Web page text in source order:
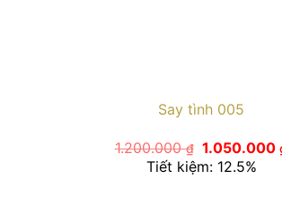
Say tình 005
1.200.000₫ Giá
gốc
là:
1.050.000
Tiết kiệm: 12.5%